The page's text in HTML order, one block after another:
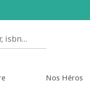
Nos Héros